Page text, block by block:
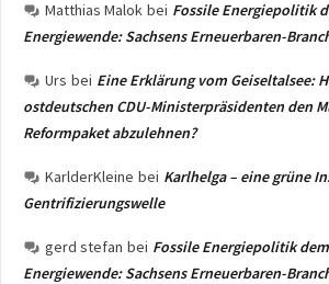
Matthias Malok bei Fossile Energiepolitik
Energiewende: Sachsens Erneuerbaren-
Urs bei Eine Erklärung vom Geiseltalsee:
ostdeutschen CDU-Ministerpräsidenten den
Reformpaket abzulehnen?
KarlderKleine bei Karlhelga – eine grüne
Gentrifizierungswelle
gerd stefan bei Fossile Energiepolitik
Energiewende: Sachsens Erneuerbaren-